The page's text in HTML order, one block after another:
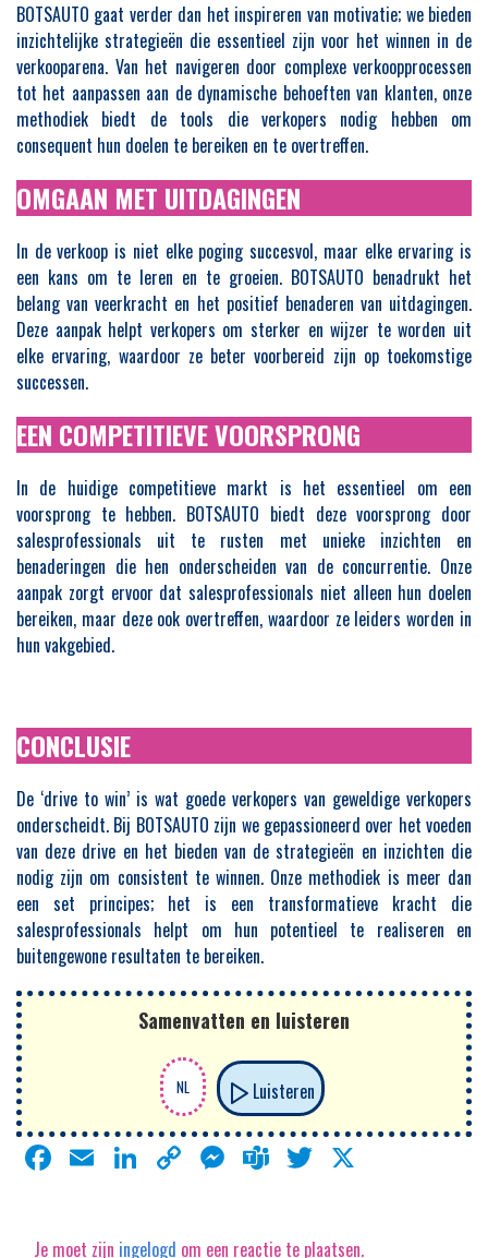
BOTSAUTO gaat verder dan het inspireren van motivatie; we bieden
inzichtelijke strategieën die essentieel zijn voor het winnen in de
verkooparena. Van het navigeren door complexe verkoopprocessen
tot het aanpassen aan de dynamische behoeften van klanten, onze
methodiek biedt de tools die verkopers nodig hebben om
consequent hun doelen te bereiken en te overtreffen.
OMGAAN MET UITDAGINGEN
In de verkoop is niet elke poging succesvol, maar elke ervaring is
een kans om te leren en te groeien. BOTSAUTO benadrukt het
belang van veerkracht en het positief benaderen van uitdagingen.
Deze aanpak helpt verkopers om sterker en wijzer te worden uit
elke ervaring, waardoor ze beter voorbereid zijn op toekomstige
successen.
EEN COMPETITIEVE VOORSPRONG
In de huidige competitieve markt is het essentieel om een
voorsprong te hebben. BOTSAUTO biedt deze voorsprong door
salesprofessionals uit te rusten met unieke inzichten en
benaderingen die hen onderscheiden van de concurrentie. Onze
aanpak zorgt ervoor dat salesprofessionals niet alleen hun doelen
bereiken, maar deze ook overtreffen, waardoor ze leiders worden in
hun vakgebied.
CONCLUSIE
De ‘drive to win’ is wat goede verkopers van geweldige verkopers
onderscheidt. Bij BOTSAUTO zijn we gepassioneerd over het voeden
van deze drive en het bieden van de strategieën en inzichten die
nodig zijn om consistent te winnen. Onze methodiek is meer dan
een set principes; het is een transformatieve kracht die
salesprofessionals helpt om hun potentieel te realiseren en
buitengewone resultaten te bereiken.
Samenvatten en luisteren
Luisteren
Facebook
EmailLinkedIn
CopyMessenger
TeamsTwitter
Je moet zijn ingelogd om een reactie te plaatsen.